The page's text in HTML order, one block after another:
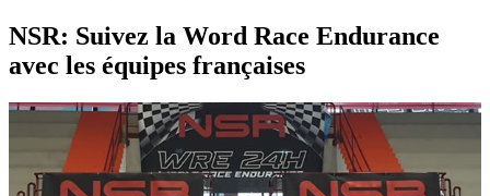
NSR: Suivez la Word Race Endurance
avec les équipes françaises